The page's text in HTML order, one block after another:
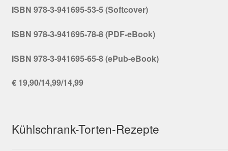
ISBN 978-3-941695-53-5 (Softcover)
ISBN 978-3-941695-78-8 (PDF-eBook)
ISBN 978-3-941695-65-8 (ePub-eBook)
€ 19,90/14,99/14,99
Kühlschrank-Torten-Rezepte